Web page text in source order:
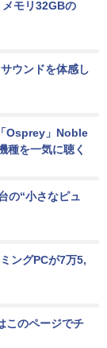
モリ32GBの
ウンドを体感し
Osprey」Noble
種を一気に聴く
の“小さなピュ
ングPCが7万5,
このページでチ